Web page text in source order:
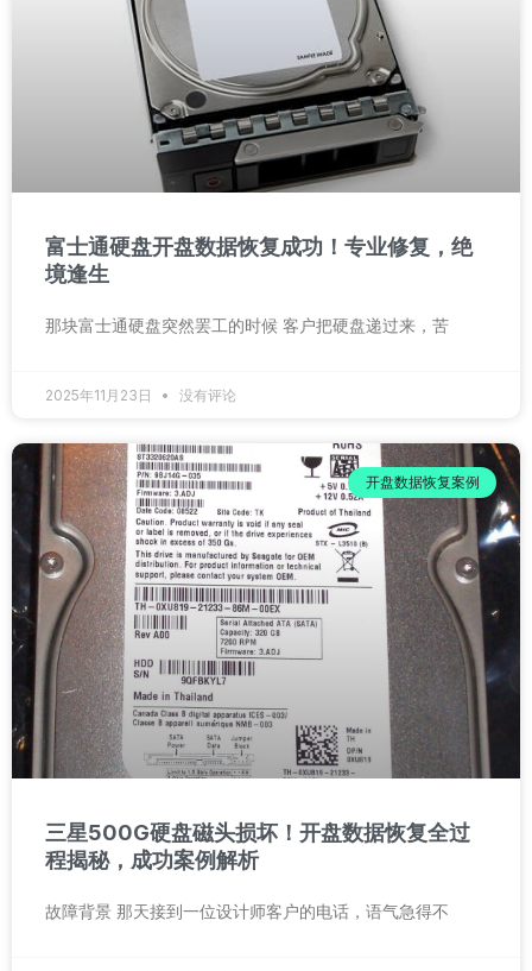
富士通硬盘开盘数据恢复成功！专业修复，绝
境逢生
那块富士通硬盘突然罢工的时候 客户把硬盘递过来，苦
2025年11月23日 没有评论
开盘数据恢复案例
三星500G硬盘磁头损坏！开盘数据恢复全过
程揭秘，成功案例解析
故障背景 那天接到一位设计师客户的电话，语气急得不